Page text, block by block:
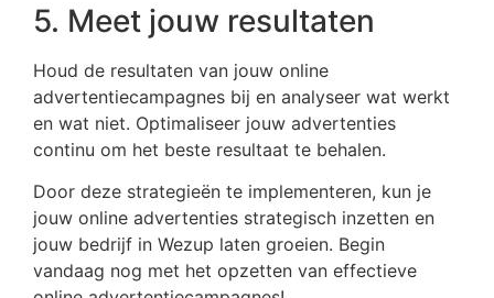
5. Meet jouw resultaten
Houd de resultaten van jouw online
advertentiecampagnes bij en analyseer wat werkt
en wat niet. Optimaliseer jouw advertenties
continu om het beste resultaat te behalen.
Door deze strategieën te implementeren, kun je
jouw online advertenties strategisch inzetten en
jouw bedrijf in Wezup laten groeien. Begin
vandaag nog met het opzetten van effectieve